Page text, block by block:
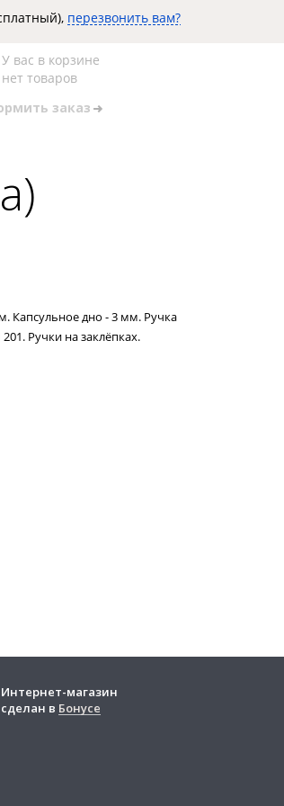
перезвонить вам?
У вас в корзине
нет товаров
заказ
Капсульное дно - 3 мм. Ручка
Ручки на заклёпках.
Интернет-магазин
сделан в Бонусе